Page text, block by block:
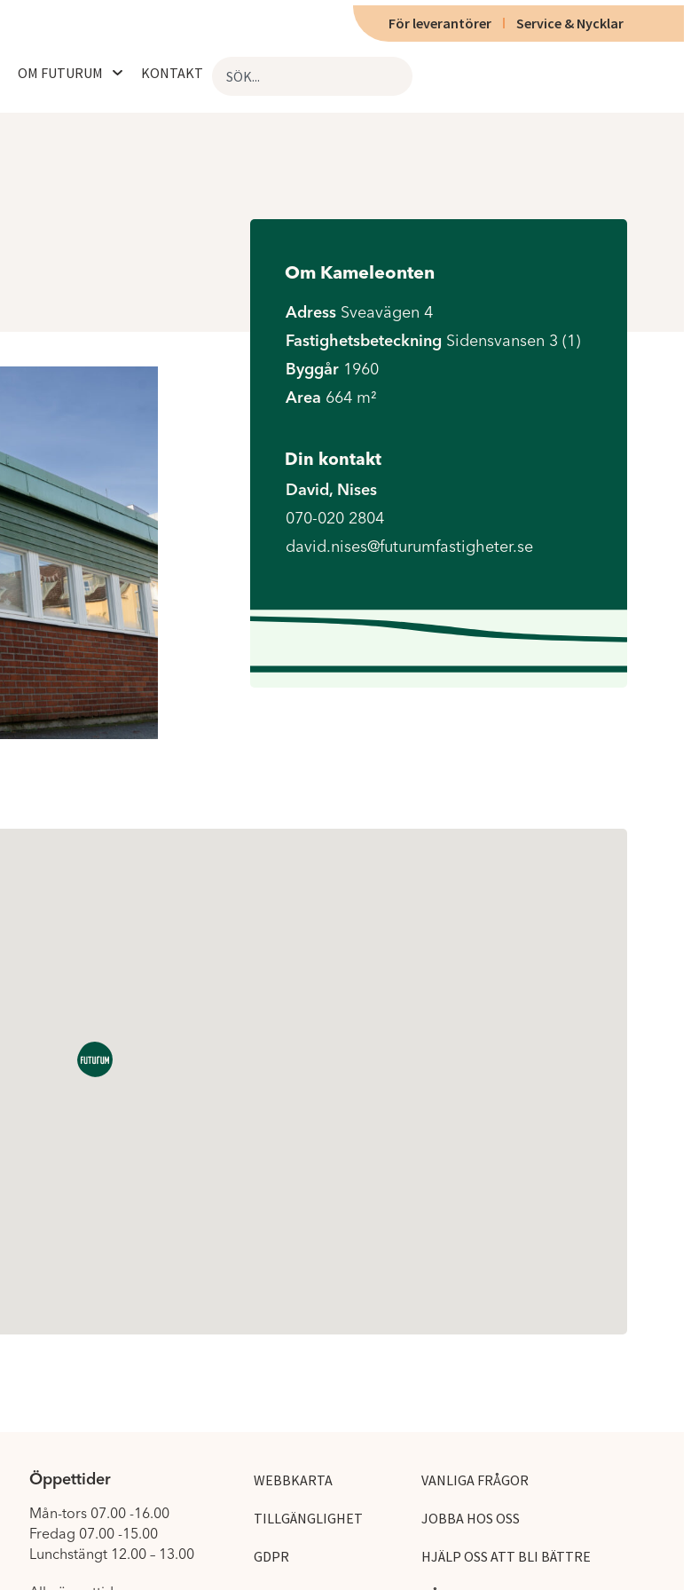
OM FUTURUM KONTAKT
För leverantörer Service & Nycklar
Om Kameleonten
Adress Sveavägen 4
Fastighetsbeteckning Sidensvansen 3 (1)
Byggår 1960
Area 664 m²
Din kontakt
David, Nises
070-020 2804
david.nises@futurumfastigheter.se
Öppettider
Mån-tors 07.00 -16.00
Fredag 07.00 -15.00
Lunchstängt 12.00 – 13.00
WEBBKARTA
TILLGÄNGLIGHET
GDPR
VANLIGA FRÅGOR
JOBBA HOS OSS
HJÄLP OSS ATT BLI BÄTTRE